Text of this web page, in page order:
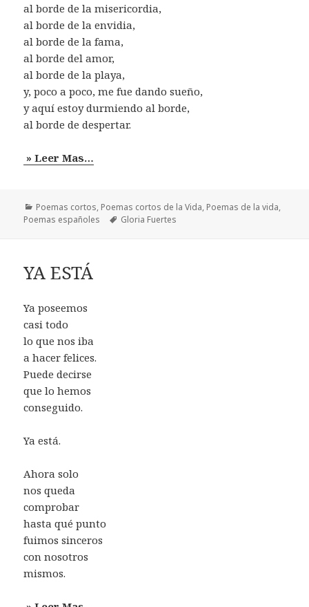
al borde de la misericordia,
al borde de la envidia,
al borde de la fama,
al borde del amor,
al borde de la playa,
y, poco a poco, me fue dando sueño,
y aquí estoy durmiendo al borde,
al borde de despertar.
» Leer Mas…
Categorías
Poemas cortos, Poemas cortos de la Vida, Poemas de la vida,
Poemas españoles
Etiquetas
Gloria Fuertes
YA ESTÁ
Ya poseemos
casi todo
lo que nos iba
a hacer felices.
Puede decirse
que lo hemos
conseguido.
Ya está.
Ahora solo
nos queda
comprobar
hasta qué punto
fuimos sinceros
con nosotros
mismos.